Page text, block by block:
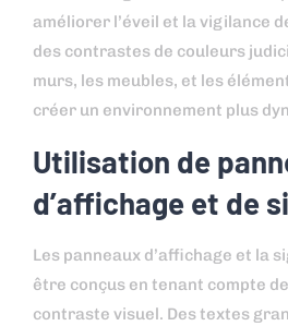
améliorer l’éveil et la vigilance
des contrastes de couleurs
murs, les meubles, et les
créer un environnement plus
Utilisation de
d’affichage et de
Les panneaux d’affichage et la
être conçus en tenant compte
contraste visuel. Des textes